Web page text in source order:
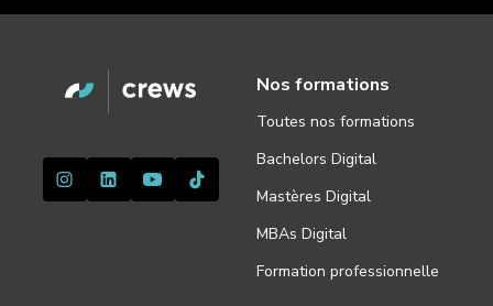
Nos formations
Toutes nos formations
Bachelors Digital
Mastères Digital
MBAs Digital
Formation professionnelle